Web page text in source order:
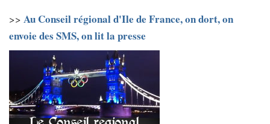
>> Au Conseil régional d'Ile de France, on dort, on
envoie des SMS, on lit la presse